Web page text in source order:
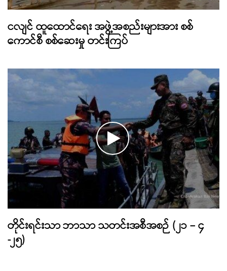
ငလျင် ထူထောင်ရေး အဖွဲ့အစည်းများအား စစ်
ကောင်စီ စစ်ဆေးမှု တင်းကြပ်
တိုင်းရင်းသာ ဘာသာ သတင်းအစီအစဉ် (၂၁ – ၄
-၂၅)